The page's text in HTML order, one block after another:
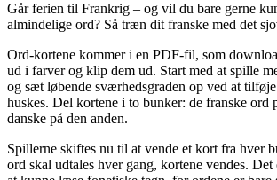
Går ferien til Frankrig – og vil du bare gerne
almindelige ord? Så træn dit franske med det
Ord-kortene kommer i en PDF-fil, som
ud i farver og klip dem ud. Start med at spille
og sæt løbende sværhedsgraden op ved at
huskes. Del kortene i to bunker: de franske ord
danske på den anden.
Spillerne skiftes nu til at vende et kort fra hver
ord skal udtales hver gang, kortene vendes.